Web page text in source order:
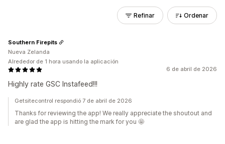
Refinar Ordenar
6 de abril de 2026
Highly rate GSC Instafeed!!!
Southern Firepits
Nueva Zelanda
Alrededor de 1 hora usando la aplicación
Getsitecontrol respondió 7 de abril de 2026
Thanks for reviewing the app! We really appreciate the shoutout and
are glad the app is hitting the mark for you 🤩